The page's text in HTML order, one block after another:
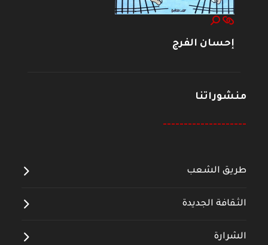
إحسان الفرج
منشوراتنا
--------------------
طريق الشعب
الثقافة الجديدة
الشرارة